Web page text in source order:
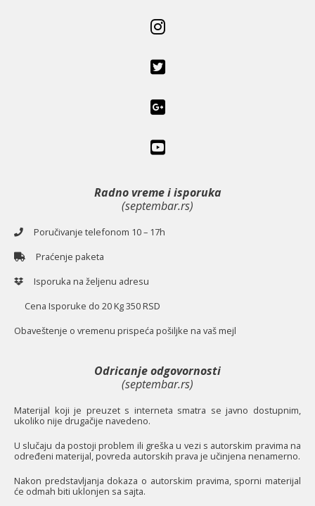
Radno vreme i isporuka
(septembar.rs)
Poručivanje telefonom 10 – 17h
Praćenje paketa
Isporuka na željenu adresu
Cena Isporuke do 20 Kg 350 RSD
Obaveštenje o vremenu prispeća pošiljke na vaš mejl
Odricanje odgovornosti
(septembar.rs)
Materijal koji je preuzet s interneta smatra se javno dostupnim,
ukoliko nije drugačije navedeno.
U slučaju da postoji problem ili greška u vezi s autorskim pravima na
određeni materijal, povreda autorskih prava je učinjena nenamerno.
Nakon predstavljanja dokaza o autorskim pravima, sporni materijal
će odmah biti uklonjen sa sajta.